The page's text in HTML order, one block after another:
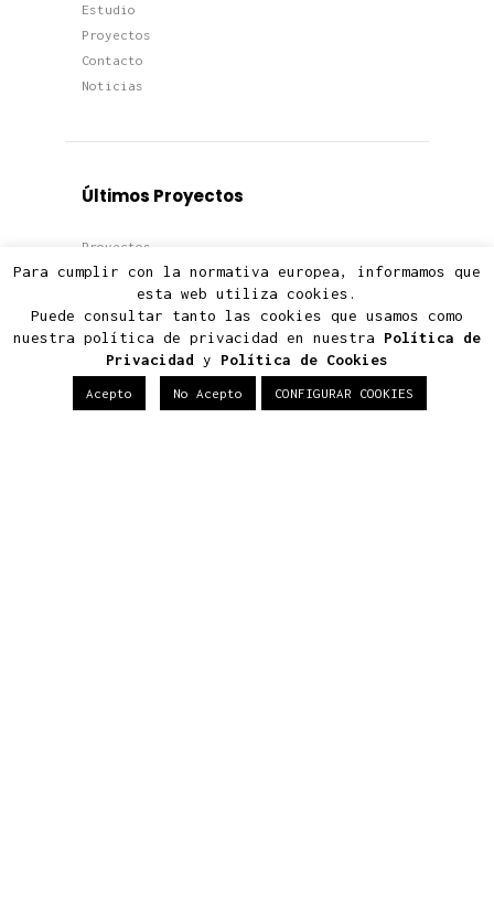
Estudio
Proyectos
Contacto
Noticias
Últimos Proyectos
Proyectos
Viviendas
Edificios
Terciario
Para cumplir con la normativa europea, informamos que
esta web utiliza cookies.
Puede consultar tanto las cookies que usamos como
nuestra política de privacidad en nuestra Política de
Privacidad y Política de Cookies
Acepto No Acepto CONFIGURAR COOKIES